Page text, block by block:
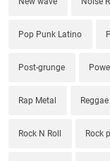
Pop Punk Latino
Post-grunge
Rap Metal Reggae
Rock N Roll Rock